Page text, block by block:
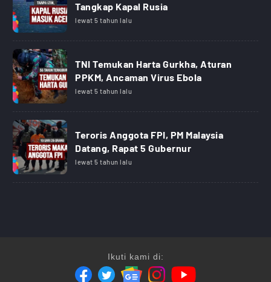
Tangkap Kapal Rusia
lewat 5 tahun lalu
TNI Temukan Harta Gurkha, Aturan
PPKM, Ancaman Virus Ebola
lewat 5 tahun lalu
Teroris Anggota FPI, PM Malaysia
Datang, Rapat 5 Gubernur
lewat 5 tahun lalu
Ikuti kami di: